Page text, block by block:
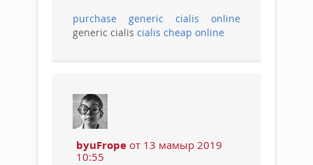
purchase generic cialis online
generic cialis cialis cheap online
byuFrope от 13 мамыр 2019
10:55